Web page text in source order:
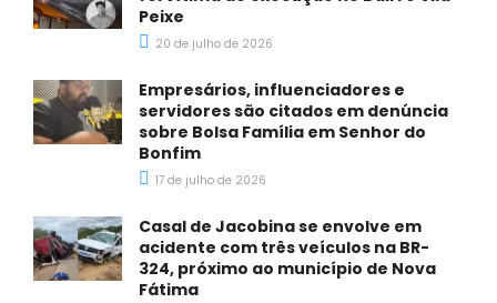
Peixe
20 de julho de 2026
Empresários, influenciadores e
servidores são citados em denúncia
sobre Bolsa Família em Senhor do
Bonfim
17 de julho de 2026
Casal de Jacobina se envolve em
acidente com três veículos na BR-
324, próximo ao município de Nova
Fátima